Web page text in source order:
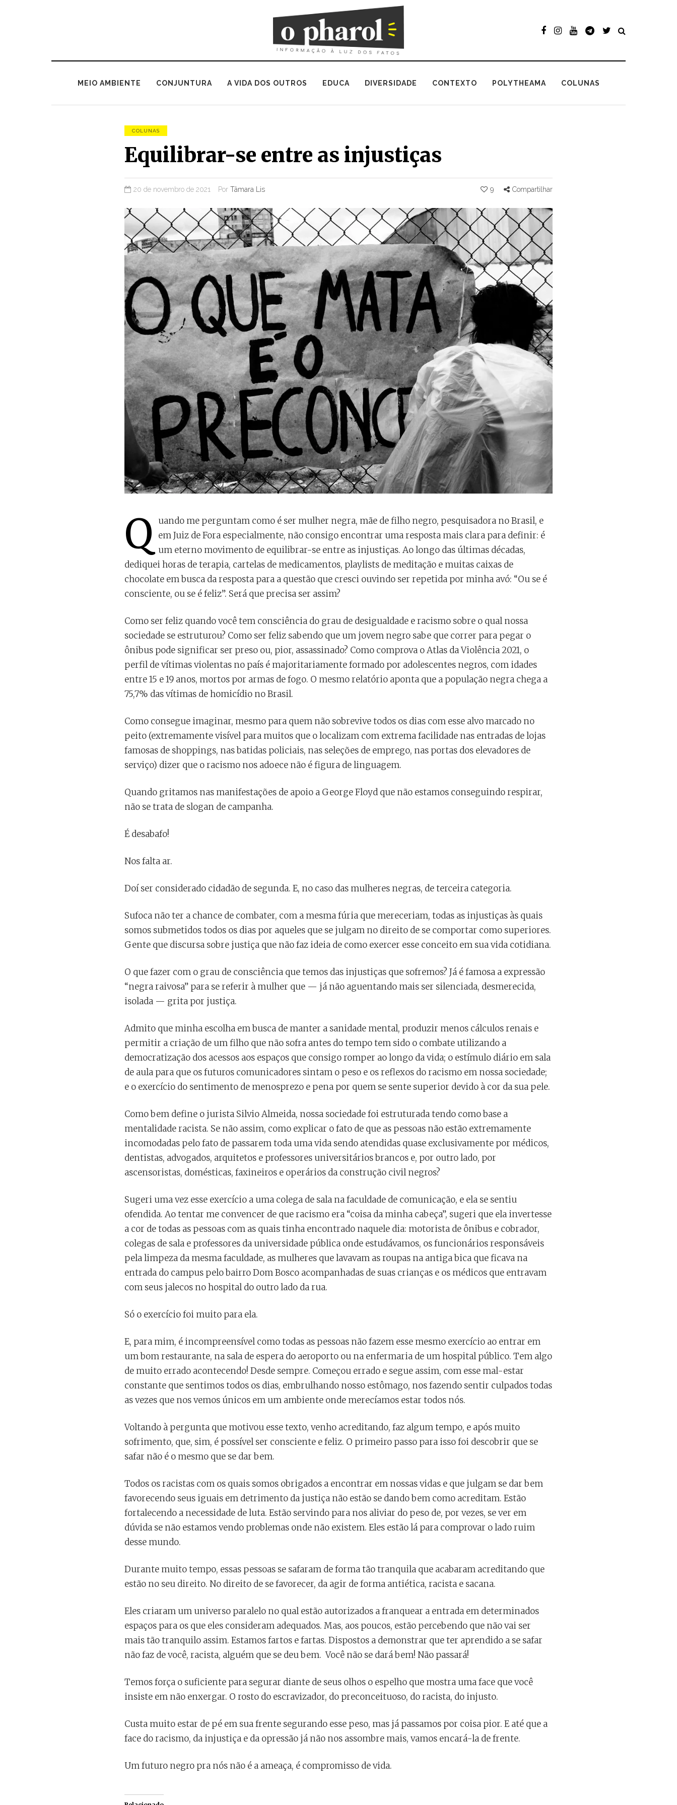
MEIO AMBIENTE CONJUNTURA A VIDA DOS OUTROS EDUCA DIVERSIDADE CONTEXTO POLYTHEAMA COLUNAS
COLUNAS
Equilibrar-se entre as injustiças
20 de novembro de 2021 Por Tâmara Lis 9 Compartilhar
Q
uando me perguntam como é ser mulher negra, mãe de filho negro, pesquisadora no Brasil, e
em Juiz de Fora especialmente, não consigo encontrar uma resposta mais clara para definir: é
um eterno movimento de equilibrar-se entre as injustiças. Ao longo das últimas décadas,
dediquei horas de terapia, cartelas de medicamentos, playlists de meditação e muitas caixas de
chocolate em busca da resposta para a questão que cresci ouvindo ser repetida por minha avó: “Ou se é
consciente, ou se é feliz”. Será que precisa ser assim?
Como ser feliz quando você tem consciência do grau de desigualdade e racismo sobre o qual nossa
sociedade se estruturou? Como ser feliz sabendo que um jovem negro sabe que correr para pegar o
ônibus pode significar ser preso ou, pior, assassinado? Como comprova o Atlas da Violência 2021, o
perfil de vítimas violentas no país é majoritariamente formado por adolescentes negros, com idades
entre 15 e 19 anos, mortos por armas de fogo. O mesmo relatório aponta que a população negra chega a
75,7% das vítimas de homicídio no Brasil.
Como consegue imaginar, mesmo para quem não sobrevive todos os dias com esse alvo marcado no
peito (extremamente visível para muitos que o localizam com extrema facilidade nas entradas de lojas
famosas de shoppings, nas batidas policiais, nas seleções de emprego, nas portas dos elevadores de
serviço) dizer que o racismo nos adoece não é figura de linguagem.
Quando gritamos nas manifestações de apoio a George Floyd que não estamos conseguindo respirar,
não se trata de slogan de campanha.
É desabafo!
Nos falta ar.
Doí ser considerado cidadão de segunda. E, no caso das mulheres negras, de terceira categoria.
Sufoca não ter a chance de combater, com a mesma fúria que mereceriam, todas as injustiças às quais
somos submetidos todos os dias por aqueles que se julgam no direito de se comportar como superiores.
Gente que discursa sobre justiça que não faz ideia de como exercer esse conceito em sua vida cotidiana.
O que fazer com o grau de consciência que temos das injustiças que sofremos? Já é famosa a expressão
“negra raivosa” para se referir à mulher que — já não aguentando mais ser silenciada, desmerecida,
isolada — grita por justiça.
Admito que minha escolha em busca de manter a sanidade mental, produzir menos cálculos renais e
permitir a criação de um filho que não sofra antes do tempo tem sido o combate utilizando a
democratização dos acessos aos espaços que consigo romper ao longo da vida; o estímulo diário em sala
de aula para que os futuros comunicadores sintam o peso e os reflexos do racismo em nossa sociedade;
e o exercício do sentimento de menosprezo e pena por quem se sente superior devido à cor da sua pele.
Como bem define o jurista Silvio Almeida, nossa sociedade foi estruturada tendo como base a
mentalidade racista. Se não assim, como explicar o fato de que as pessoas não estão extremamente
incomodadas pelo fato de passarem toda uma vida sendo atendidas quase exclusivamente por médicos,
dentistas, advogados, arquitetos e professores universitários brancos e, por outro lado, por
ascensoristas, domésticas, faxineiros e operários da construção civil negros?
Sugeri uma vez esse exercício a uma colega de sala na faculdade de comunicação, e ela se sentiu
ofendida. Ao tentar me convencer de que racismo era “coisa da minha cabeça”, sugeri que ela invertesse
a cor de todas as pessoas com as quais tinha encontrado naquele dia: motorista de ônibus e cobrador,
colegas de sala e professores da universidade pública onde estudávamos, os funcionários responsáveis
pela limpeza da mesma faculdade, as mulheres que lavavam as roupas na antiga bica que ficava na
entrada do campus pelo bairro Dom Bosco acompanhadas de suas crianças e os médicos que entravam
com seus jalecos no hospital do outro lado da rua.
Só o exercício foi muito para ela.
E, para mim, é incompreensível como todas as pessoas não fazem esse mesmo exercício ao entrar em
um bom restaurante, na sala de espera do aeroporto ou na enfermaria de um hospital público. Tem algo
de muito errado acontecendo! Desde sempre. Começou errado e segue assim, com esse mal-estar
constante que sentimos todos os dias, embrulhando nosso estômago, nos fazendo sentir culpados todas
as vezes que nos vemos únicos em um ambiente onde merecíamos estar todos nós.
Voltando à pergunta que motivou esse texto, venho acreditando, faz algum tempo, e após muito
sofrimento, que, sim, é possível ser consciente e feliz. O primeiro passo para isso foi descobrir que se
safar não é o mesmo que se dar bem.
Todos os racistas com os quais somos obrigados a encontrar em nossas vidas e que julgam se dar bem
favorecendo seus iguais em detrimento da justiça não estão se dando bem como acreditam. Estão
fortalecendo a necessidade de luta. Estão servindo para nos aliviar do peso de, por vezes, se ver em
dúvida se não estamos vendo problemas onde não existem. Eles estão lá para comprovar o lado ruim
desse mundo.
Durante muito tempo, essas pessoas se safaram de forma tão tranquila que acabaram acreditando que
estão no seu direito. No direito de se favorecer, da agir de forma antiética, racista e sacana.
Eles criaram um universo paralelo no qual estão autorizados a franquear a entrada em determinados
espaços para os que eles consideram adequados. Mas, aos poucos, estão percebendo que não vai ser
mais tão tranquilo assim. Estamos fartos e fartas. Dispostos a demonstrar que ter aprendido a se safar
não faz de você, racista, alguém que se deu bem. Você não se dará bem! Não passará!
Temos força o suficiente para segurar diante de seus olhos o espelho que mostra uma face que você
insiste em não enxergar. O rosto do escravizador, do preconceituoso, do racista, do injusto.
Custa muito estar de pé em sua frente segurando esse peso, mas já passamos por coisa pior. E até que a
face do racismo, da injustiça e da opressão já não nos assombre mais, vamos encará-la de frente.
Um futuro negro pra nós não é a ameaça, é compromisso de vida.